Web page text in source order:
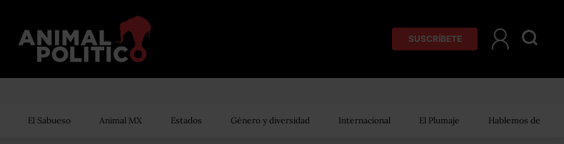
SUSCRÍBETE
El Sabueso Animal MX Estados Género y diversidad Internacional El Plumaje Hablemos de